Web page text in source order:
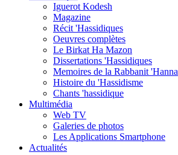
Iguerot Kodesh
Magazine
Récit 'Hassidiques
Oeuvres complètes
Le Birkat Ha Mazon
Dissertations 'Hassidiques
Memoires de la Rabbanit 'Hanna
Histoire du 'Hassidisme
Chants 'hassidique
Multimédia
Web TV
Galeries de photos
Les Applications Smartphone
Actualités